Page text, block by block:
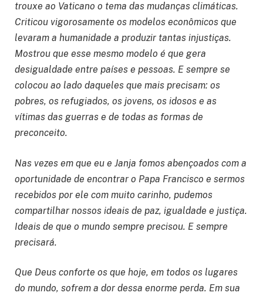
trouxe ao Vaticano o tema das mudanças climáticas.
Criticou vigorosamente os modelos econômicos que
levaram a humanidade a produzir tantas injustiças.
Mostrou que esse mesmo modelo é que gera
desigualdade entre países e pessoas. E sempre se
colocou ao lado daqueles que mais precisam: os
pobres, os refugiados, os jovens, os idosos e as
vítimas das guerras e de todas as formas de
preconceito.
Nas vezes em que eu e Janja fomos abençoados com a
oportunidade de encontrar o Papa Francisco e sermos
recebidos por ele com muito carinho, pudemos
compartilhar nossos ideais de paz, igualdade e justiça.
Ideais de que o mundo sempre precisou. E sempre
precisará.
Que Deus conforte os que hoje, em todos os lugares
do mundo, sofrem a dor dessa enorme perda. Em sua